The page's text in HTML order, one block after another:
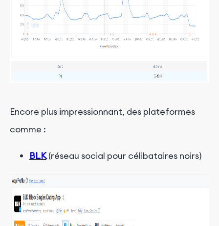
Encore plus impressionnant, des plateformes
comme :
BLK(réseau social pour célibataires noirs)